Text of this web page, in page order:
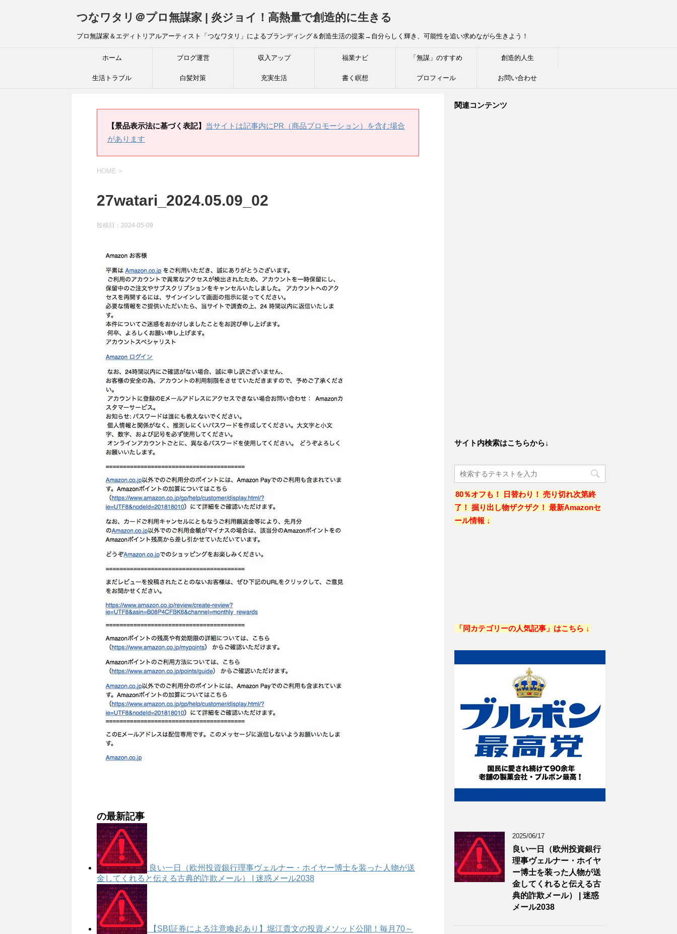
つなワタリ＠プロ無謀家 | 炎ジョイ！高熱量で創造的に生きる
プロ無謀家＆エディトリアルアーティスト「つなワタリ」によるブランディング＆創造生活の提案→自分らしく輝き、可能性を追い求めながら生きよう！
ホーム ブログ運営 収入アップ 福業ナビ 「無謀」のすすめ 創造的人生
生活トラブル 白髪対策 充実生活 書く瞑想 プロフィール お問い合わせ
【景品表示法に基づく表記】 当サイトは記事内にPR（商品プロモーション）を含む場合
があります
HOME >
27watari_2024.05.09_02
投稿日： 2024-05-09
の最新記事
良い一日（欧州投資銀行理事ヴェルナー・ホイヤー博士を装った人物が送
金してくれると伝える古典的詐欺メール） | 迷惑メール2038
【SBI証券による注意喚起あり】堀江貴文の投資メソッド公開！毎月70～
関連コンテンツ
サイト内検索はこちらから↓
80％オフも！ 日替わり！ 売り切れ次第終
了！ 掘り出し物ザクザク！ 最新Amazonセ
ール情報 ↓
「同カテゴリーの人気記事」はこちら ↓
2025/06/17
良い一日（欧州投資銀行
理事ヴェルナー・ホイヤ
ー博士を装った人物が送
金してくれると伝える古
典的詐欺メール） | 迷惑
メール2038